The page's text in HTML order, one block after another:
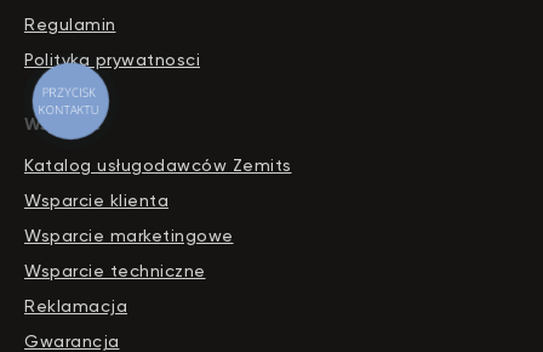
Regulamin
Polityka prywatnosci
Wsparcie
Katalog usługodawców Zemits
Wsparcie klienta
Wsparcie marketingowe
Wsparcie techniczne
Reklamacja
Gwarancja
PRZYCISK